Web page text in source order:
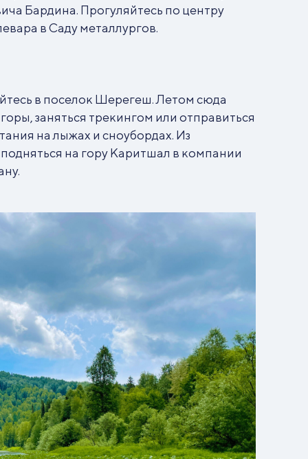
Бардина. Прогуляйтесь по центру
в Саду металлургов.
в поселок Шерегеш. Летом сюда
заняться трекингом или отправиться
на лыжах и сноубордах. Из
на гору Каритшал в компании